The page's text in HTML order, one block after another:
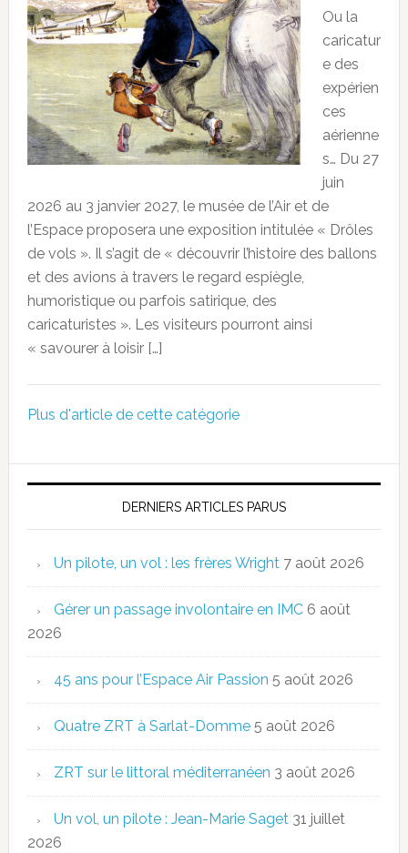
Ou la
caricatur
e des
expérien
ces
aérienne
s… Du 27
juin
2026 au 3 janvier 2027, le musée de l’Air et de
l’Espace proposera une exposition intitulée « Drôles
de vols ». Il s’agit de « découvrir l’histoire des ballons
et des avions à travers le regard espiègle,
humoristique ou parfois satirique, des
caricaturistes ». Les visiteurs pourront ainsi
« savourer à loisir […]
Plus d'article de cette catégorie
DERNIERS ARTICLES PARUS
Un pilote, un vol : les frères Wright 7 août 2026
Gérer un passage involontaire en IMC 6 août
2026
45 ans pour l’Espace Air Passion 5 août 2026
Quatre ZRT à Sarlat-Domme 5 août 2026
ZRT sur le littoral méditerranéen 3 août 2026
Un vol, un pilote : Jean-Marie Saget 31 juillet
2026